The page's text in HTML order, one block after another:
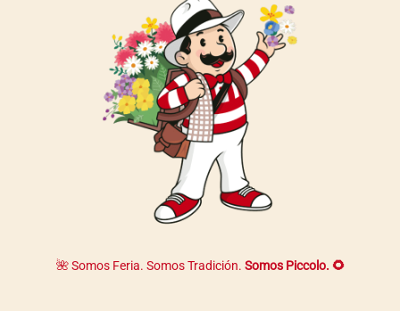
🌺 Somos Feria. Somos Tradición. Somos Piccolo. 🌻